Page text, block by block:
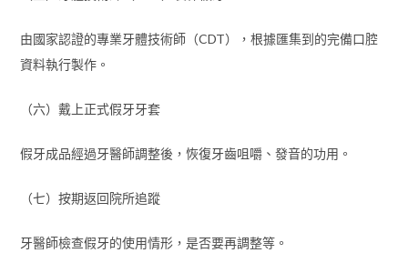
由國家認證的專業牙體技術師（CDT），根據匯集到的完備口腔
資料執行製作。
（六）戴上正式假牙牙套
假牙成品經過牙醫師調整後，恢復牙齒咀嚼、發音的功用。
（七）按期返回院所追蹤
牙醫師檢查假牙的使用情形，是否要再調整等。